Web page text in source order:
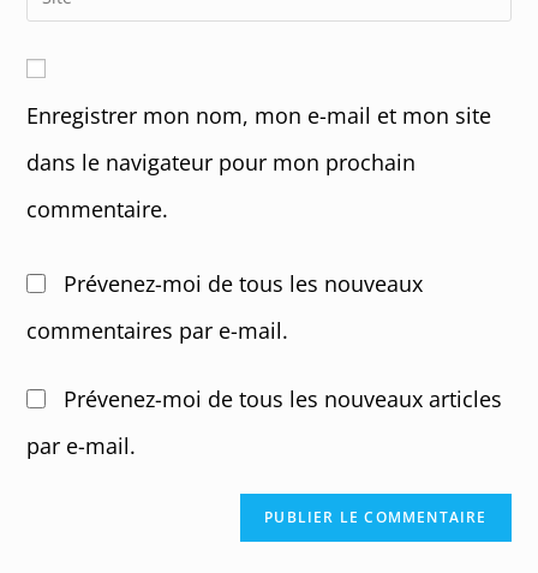
to
comment
address
to
your
website
(optional)
Enregistrer mon nom, mon e-mail et mon site
dans le navigateur pour mon prochain
commentaire.
Prévenez-moi de tous les nouveaux
commentaires par e-mail.
Prévenez-moi de tous les nouveaux articles
par e-mail.